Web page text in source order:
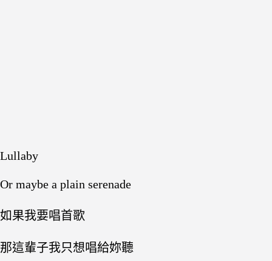
Lullaby
Or maybe a plain serenade
如果我要唱首歌
那這輩子我只想唱給妳聽